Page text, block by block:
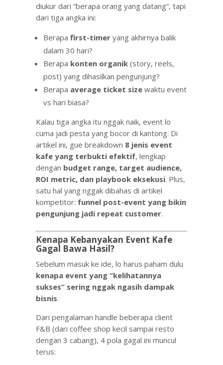
diukur dari “berapa orang yang datang”, tapi
dari tiga angka ini:
Berapa first-timeryang akhirnya balik
dalam 30 hari?
Berapa konten organik(story, reels,
post) yang dihasilkan pengunjung?
Berapa average ticket sizewaktu event
vs hari biasa?
Kalau tiga angka itu nggak naik, event lo
cuma jadi pesta yang bocor di kantong. Di
artikel ini, gue breakdown 8 jenis event
kafe yang terbukti efektif, lengkap
dengan budget range, target audience,
ROI metric, dan playbook eksekusi. Plus,
satu hal yang nggak dibahas di artikel
kompetitor: funnel post-event yang bikin
pengunjung jadi repeat customer.
Kenapa Kebanyakan Event Kafe
Gagal Bawa Hasil?
Sebelum masuk ke ide, lo harus paham dulu
kenapa event yang “kelihatannya
sukses” sering nggak ngasih dampak
bisnis.
Dari pengalaman handle beberapa client
F&B (dari coffee shop kecil sampai resto
dengan 3 cabang), 4 pola gagal ini muncul
terus: